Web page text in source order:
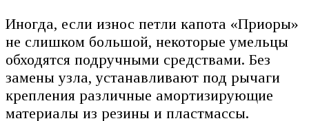
Иногда, если износ петли капота «Приоры»
не слишком большой, некоторые умельцы
обходятся подручными средствами. Без
замены узла, устанавливают под рычаги
крепления различные амортизирующие
материалы из резины и пластмассы.